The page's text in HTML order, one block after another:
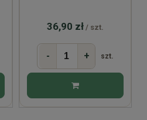
36,90 zł / szt.
- + szt.